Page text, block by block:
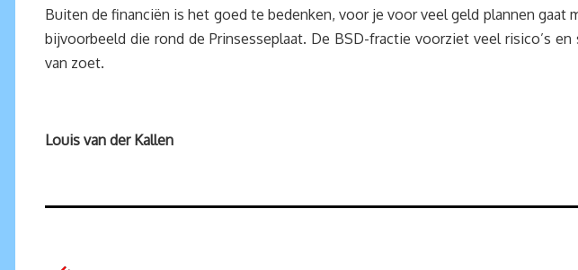
Buiten de financiën is het goed te bedenken, voor je voor veel geld plannen
bijvoorbeeld die rond de Prinsesseplaat. De BSD-fractie voorziet veel risico’s
van zoet.
Louis van der Kallen